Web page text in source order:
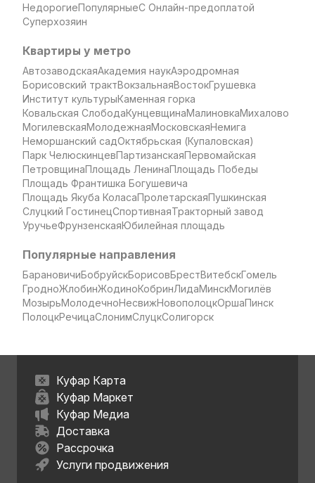
НедорогиеПопулярныеС Онлайн-предоплатой
Суперхозяин
Квартиры у метро
АвтозаводскаяАкадемия наукАэродромная
Борисовский трактВокзальнаяВостокГрушевка
Институт культурыКаменная горка
Ковальская СлободаКунцевщинаМалиновкаМихалово
МогилевскаяМолодежнаяМосковскаяНемига
Неморшанский садОктябрьская (Купаловская)
Парк ЧелюскинцевПартизанскаяПервомайская
ПетровщинаПлощадь ЛенинаПлощадь Победы
Площадь Франтишка Богушевича
Площадь Якуба КоласаПролетарскаяПушкинская
Слуцкий ГостинецСпортивнаяТракторный завод
УручьеФрунзенскаяЮбилейная площадь
Популярные направления
БарановичиБобруйскБорисовБрестВитебскГомель
ГродноЖлобинЖодиноКобринЛидаМинскМогилёв
МозырьМолодечноНесвижНовополоцкОршаПинск
ПолоцкРечицаСлонимСлуцкСолигорск
Куфар Карта
Куфар Маркет
Куфар Медиа
Доставка
Рассрочка
Услуги продвижения